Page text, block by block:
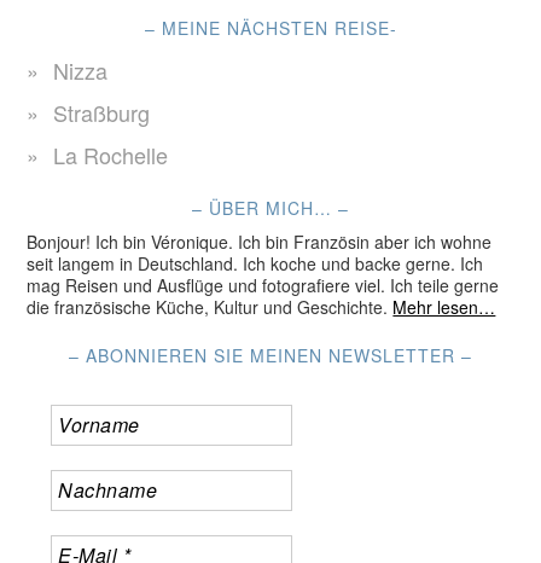
– MEINE NÄCHSTEN REISE-
Nizza
Straßburg
La Rochelle
– ÜBER MICH… –
Bonjour! Ich bin Véronique. Ich bin Französin aber ich wohne
seit langem in Deutschland. Ich koche und backe gerne. Ich
mag Reisen und Ausflüge und fotografiere viel. Ich teile gerne
die französische Küche, Kultur und Geschichte. Mehr lesen…
– ABONNIEREN SIE MEINEN NEWSLETTER –